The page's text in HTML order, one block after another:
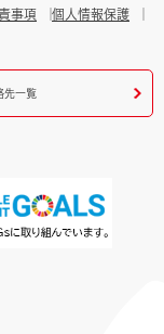
事項
個人情報保護
先一覧